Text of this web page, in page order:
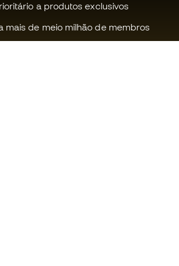
a produtos exclusivos
mais de meio milhão de membros